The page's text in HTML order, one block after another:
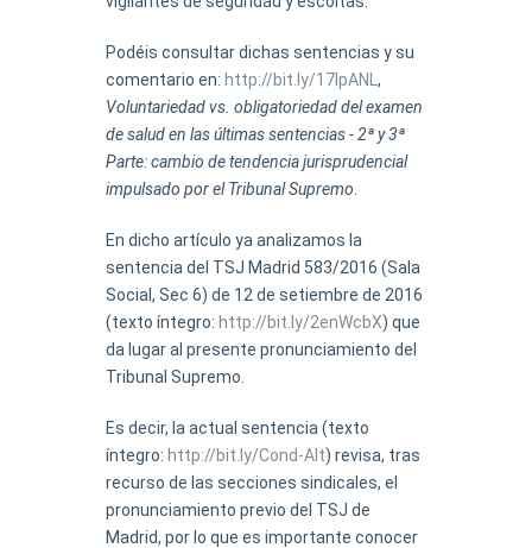
Podéis consultar dichas sentencias y su
comentario en: http://bit.ly/17IpANL ,
Voluntariedad vs. obligatoriedad del examen
de salud en las últimas sentencias - 2ª y 3ª
Parte: cambio de tendencia jurisprudencial
impulsado por el Tribunal Supremo
En dicho artículo ya analizamos la
sentencia del TSJ Madrid 583/2016 (Sala
Social, Sec 6) de 12 de setiembre de 2016
(texto íntegro: http://bit.ly/2enWcbX) que
da lugar al presente pronunciamiento del
Tribunal Supremo.
Es decir, la actual sentencia (texto
íntegro: http://bit.ly/Cond-Alt) revisa, tras
recurso de las secciones sindicales, el
pronunciamiento previo del TSJ de
Madrid, por lo que es importante conocer